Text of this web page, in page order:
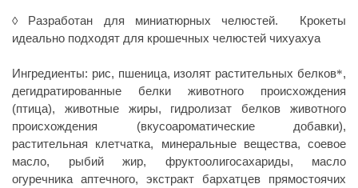
◊ Разработан для миниатюрных челюстей. Крокеты
идеально подходят для крошечных челюстей чихуахуа
Ингредиенты: рис, пшеница, изолят растительных белков*,
дегидратированные белки животного происхождения
(птица), животные жиры, гидролизат белков животного
происхождения (вкусоароматические добавки),
растительная клетчатка, минеральные вещества, соевое
масло, рыбий жир, фруктоолигосахариды, масло
огуречника аптечного, экстракт бархатцев прямостоячих